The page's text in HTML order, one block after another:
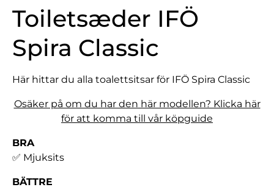
Toiletsæder IFÖ
Spira Classic
Här hittar du alla toalettsitsar för IFÖ Spira Classic
Osäker på om du har den här modellen? Klicka här
för att komma till vår köpguide
BRA
✅ Mjuksits
BÄTTRE